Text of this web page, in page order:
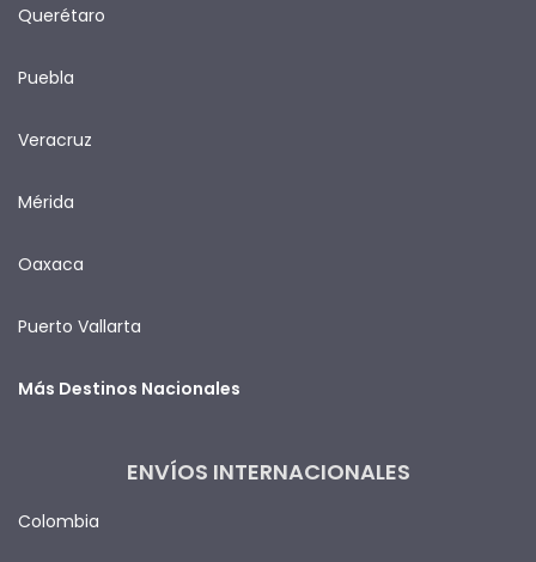
Querétaro
Puebla
Veracruz
Mérida
Oaxaca
Puerto Vallarta
Más Destinos Nacionales
ENVÍOS INTERNACIONALES
Colombia